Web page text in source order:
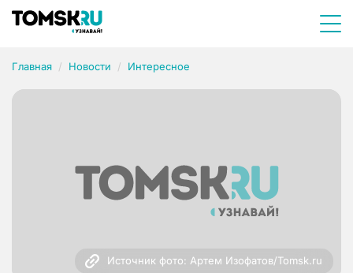
Главная Новости Интересное
Источник фото: Артем Изофатов/Tomsk.ru